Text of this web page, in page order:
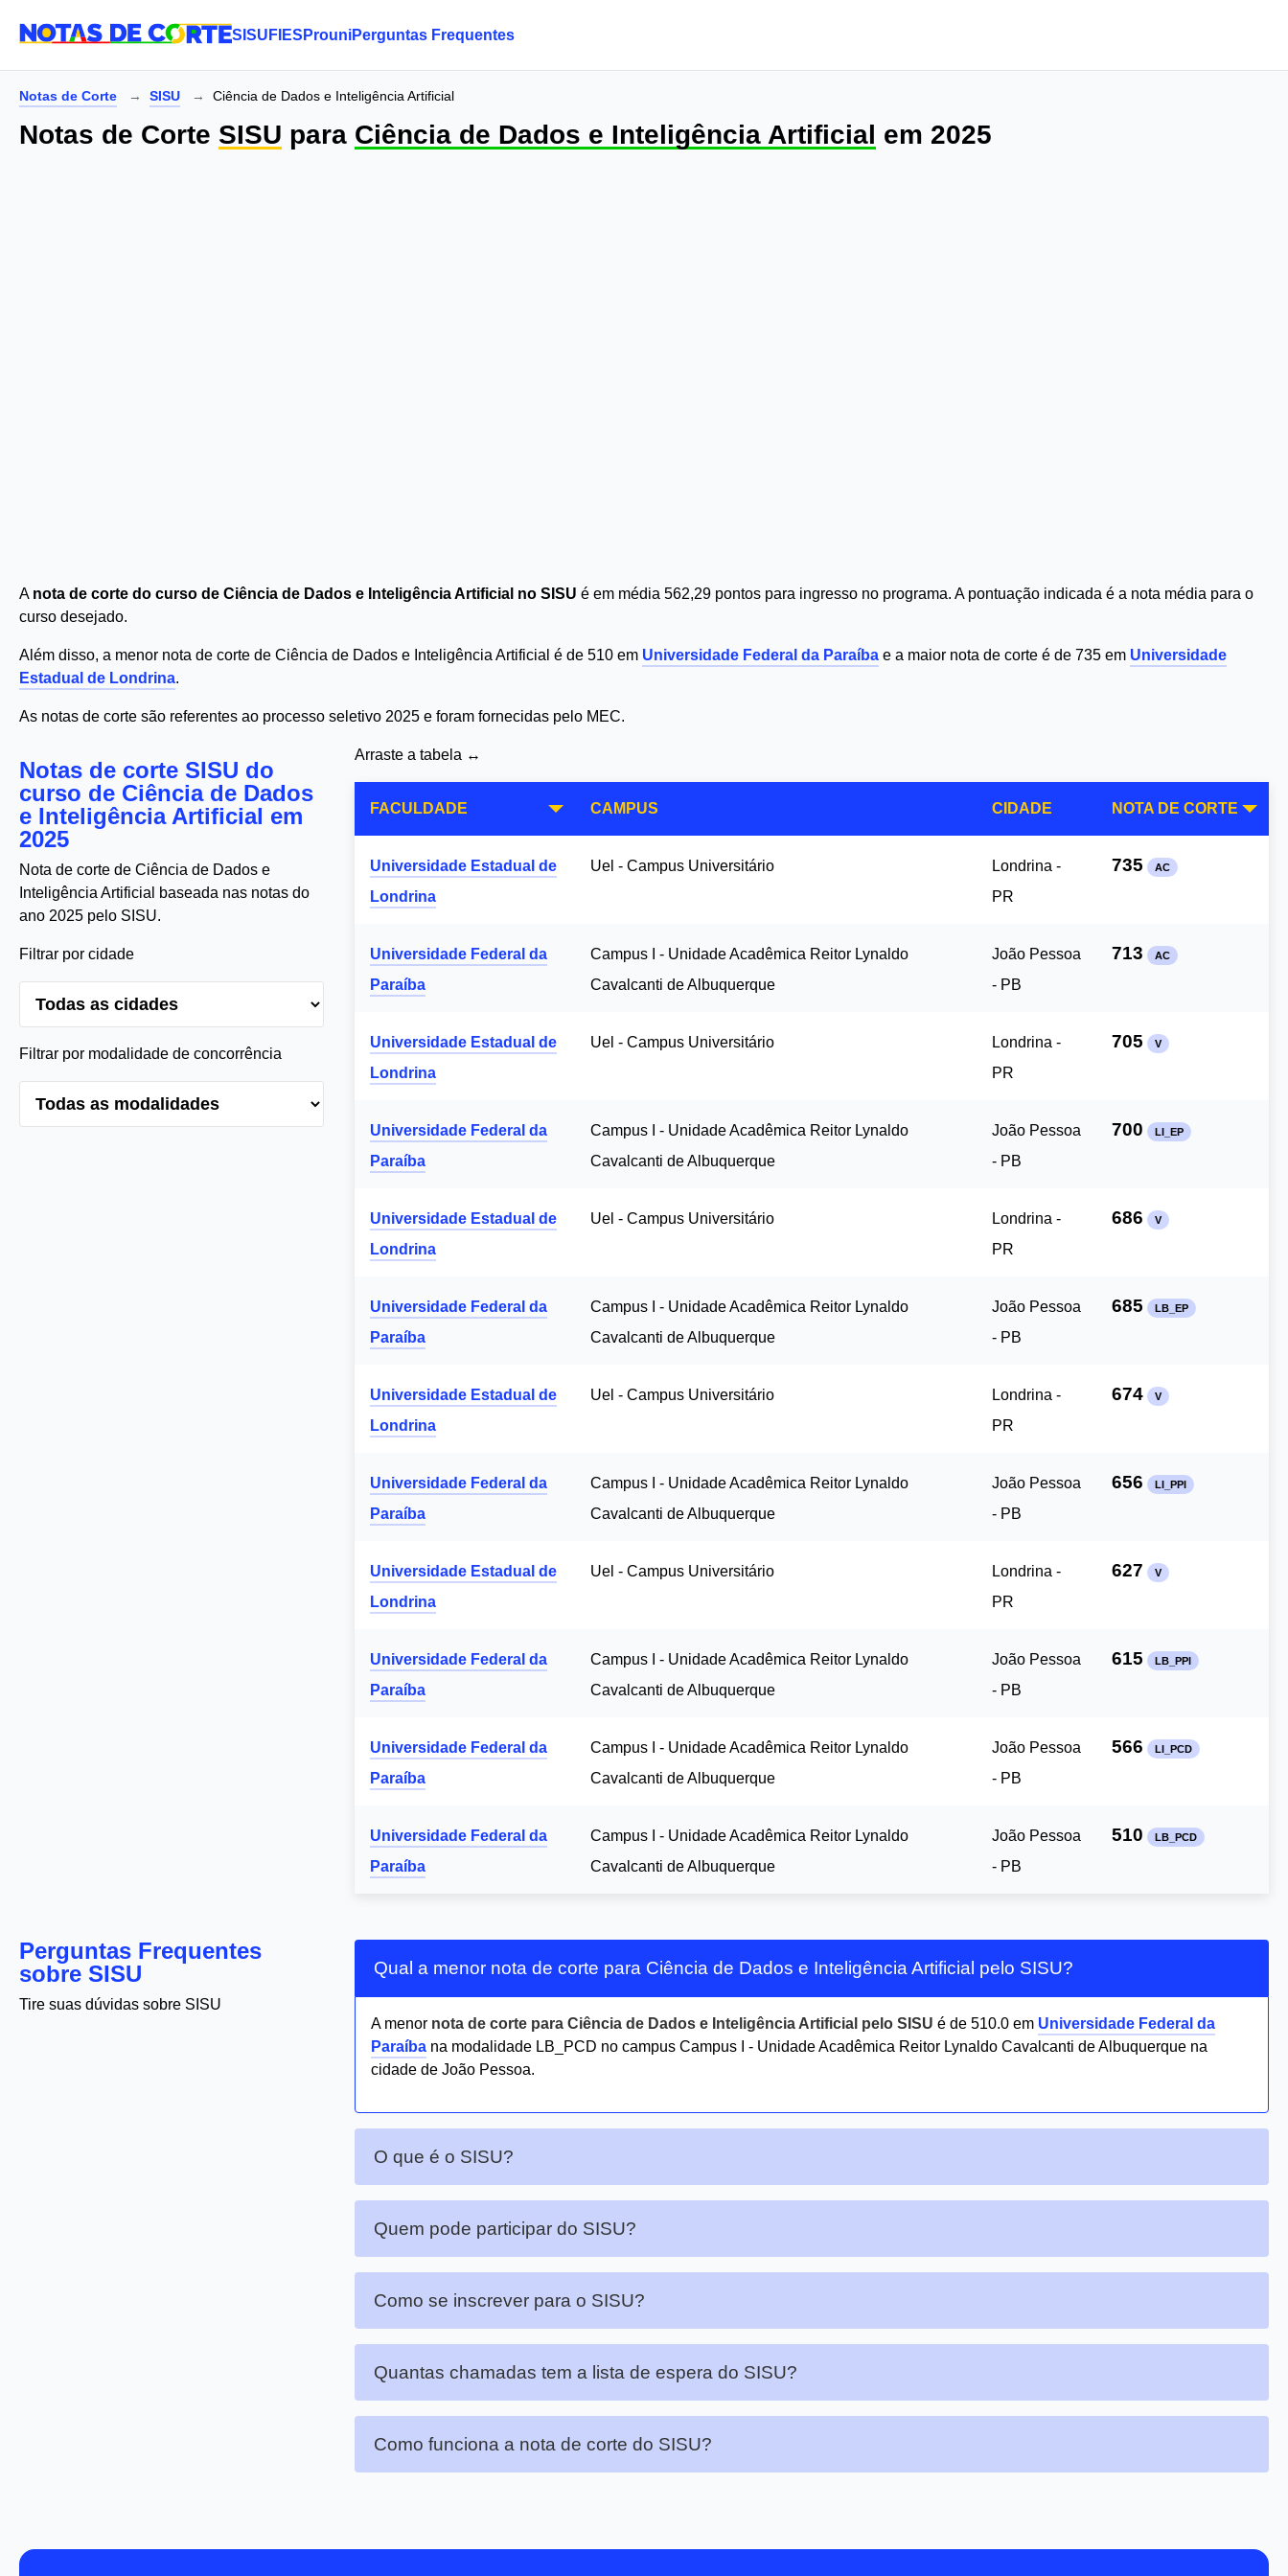
SISU FIES ProuniPerguntas Frequentes
Notas de Corte SISU Ciência de Dados e Inteligência Artificial
Notas de Corte SISU para Ciência de Dados e Inteligência Artificial em 2025
A nota de corte do curso de Ciência de Dados e Inteligência Artificial no SISU é em média 562,29 pontos para ingresso no programa. A pontuação indicada é a nota média para o
curso desejado.
Além disso, a menor nota de corte de Ciência de Dados e Inteligência Artificial é de 510 em Universidade Federal da Paraíba e a maior nota de corte é de 735 em Universidade
Estadual de Londrina.
As notas de corte são referentes ao processo seletivo 2025 e foram fornecidas pelo MEC.
Notas de corte SISU do
curso de Ciência de Dados
e Inteligência Artificial em
2025
Nota de corte de Ciência de Dados e
Inteligência Artificial baseada nas notas do
ano 2025 pelo SISU.
Filtrar por cidade
Filtrar por modalidade de concorrência
Arraste a tabela ↔
FACULDADE CAMPUS CIDADE NOTA DE CORTE
Universidade Estadual de
Londrina
Uel - Campus Universitário
Londrina -
PR
735 AC
Universidade Federal da
Paraíba
Campus I - Unidade Acadêmica Reitor Lynaldo
Cavalcanti de Albuquerque
João Pessoa
- PB
713 AC
Universidade Estadual de
Londrina
Uel - Campus Universitário
Londrina -
PR
705 V
Universidade Federal da
Paraíba
Campus I - Unidade Acadêmica Reitor Lynaldo
Cavalcanti de Albuquerque
João Pessoa
- PB
700 LI_EP
Universidade Estadual de
Londrina
Uel - Campus Universitário
Londrina -
PR
686 V
Universidade Federal da
Paraíba
Campus I - Unidade Acadêmica Reitor Lynaldo
Cavalcanti de Albuquerque
João Pessoa
- PB
685 LB_EP
Universidade Estadual de
Londrina
Uel - Campus Universitário
Londrina -
PR
674 V
Universidade Federal da
Paraíba
Campus I - Unidade Acadêmica Reitor Lynaldo
Cavalcanti de Albuquerque
João Pessoa
- PB
656 LI_PPI
Universidade Estadual de
Londrina
Uel - Campus Universitário
Londrina -
PR
627 V
Universidade Federal da
Paraíba
Campus I - Unidade Acadêmica Reitor Lynaldo
Cavalcanti de Albuquerque
João Pessoa
- PB
615 LB_PPI
Universidade Federal da
Paraíba
Campus I - Unidade Acadêmica Reitor Lynaldo
Cavalcanti de Albuquerque
João Pessoa
- PB
566 LI_PCD
Universidade Federal da
Paraíba
Campus I - Unidade Acadêmica Reitor Lynaldo
Cavalcanti de Albuquerque
João Pessoa
- PB
510 LB_PCD
Perguntas Frequentes
sobre SISU
Tire suas dúvidas sobre SISU
Qual a menor nota de corte para Ciência de Dados e Inteligência Artificial pelo SISU?
A menor nota de corte para Ciência de Dados e Inteligência Artificial pelo SISU é de 510.0 em Universidade Federal da
Paraíba na modalidade LB_PCD no campus Campus I - Unidade Acadêmica Reitor Lynaldo Cavalcanti de Albuquerque na
cidade de João Pessoa.
O que é o SISU?
Quem pode participar do SISU?
Como se inscrever para o SISU?
Quantas chamadas tem a lista de espera do SISU?
Como funciona a nota de corte do SISU?